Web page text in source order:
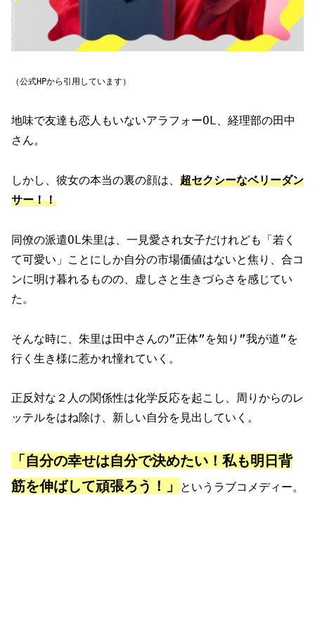
（公式HPから引用しています）
地味で友達も恋人もいないアラフォーOL、経理部の田中
さん。
しかし、彼女の本当の裏の顔は、 超セクシーなベリーダン
サー！！
同僚の派遣OL朱里は、一見愛され女子だけれども「若く
て可愛い」ことにしか自分の市場価値はないと焦り、合コ
ンに明け暮れるものの、虚しさと生きづらさを感じてい
た。
そんな時に、朱里は田中さんの”正体”を知り”我が道”を
行く生き様に惹かれ憧れていく。
正反対な２人の関係性は化学反応を起こし、周りからのレ
ッテルをはね除け、新しい自分を見出していく。
「自分の幸せは自分で決めたい！私も明日背
筋を伸ばして頑張ろう！」
というラブコメディー。